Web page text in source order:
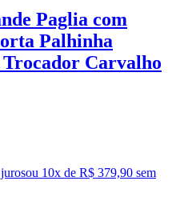
Paglia com
Palhinha
Carvalho
ou 10x de R$ 379,90 sem